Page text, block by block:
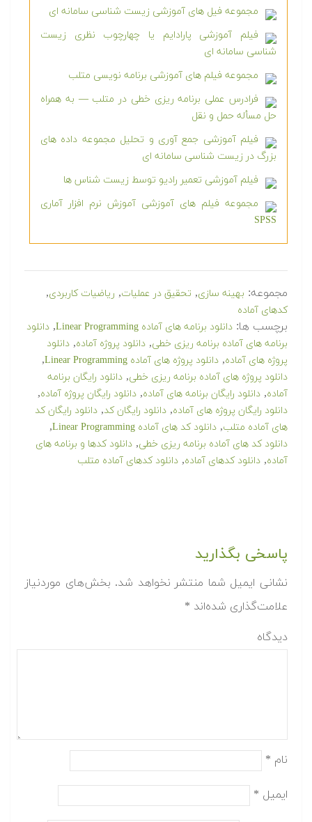
مجموعه فیل های آموزشی زیست شناسی سامانه ای
فیلم آموزشی پارادایم یا چهارچوب نظری زیست
شناسی سامانه ای
مجموعه فیلم های آموزشی برنامه نویسی متلب
فرادرس عملی برنامه ریزی خطی در متلب — به همراه
حل مسأله حمل و نقل
فیلم آموزشی جمع آوری و تحلیل مجموعه داده های
بزرگ در زیست شناسی سامانه ای
فیلم آموزشی تعمیر رادیو توسط زیست شناس ها
مجموعه فیلم های آموزشی آموزش نرم افزار آماری
SPSS
مجموعه: بهینه سازی, تحقیق در عملیات, ریاضیات کاربردی,
کدهای آماده
برچسب ها: دانلود برنامه های آماده Linear Programming , دانلود
برنامه های آماده برنامه ریزی خطی, دانلود پروژه آماده, دانلود
پروژه های آماده, دانلود پروژه های آماده Linear Programming ,
دانلود پروژه های آماده برنامه ریزی خطی, دانلود رایگان برنامه
آماده, دانلود رایگان برنامه های آماده, دانلود رایگان پروژه آماده,
دانلود رایگان پروژه های آماده, دانلود رایگان کد, دانلود رایگان کد
های آماده متلب, دانلود کد های آماده Linear Programming ,
دانلود کد های آماده برنامه ریزی خطی, دانلود کدها و برنامه های
آماده, دانلود کدهای آماده, دانلود کدهای آماده متلب
پاسخی بگذارید
نشانی ایمیل شما منتشر نخواهد شد. بخش‌های موردنیاز
علامت‌گذاری شده‌اند *
دیدگاه
نام *
ایمیل *